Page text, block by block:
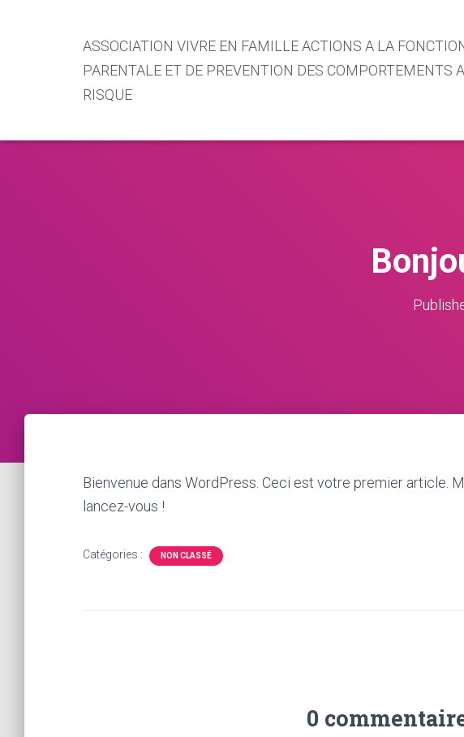
ASSOCIATION VIVRE EN FAMILLE ACTIONS A LA
PARENTALE ET DE PREVENTION DES COMPORTEMENTS A
RISQUE
Bienvenue dans WordPress. Ceci est votre premier article.
lancez-vous !
Catégories : NON CLASSÉ
0